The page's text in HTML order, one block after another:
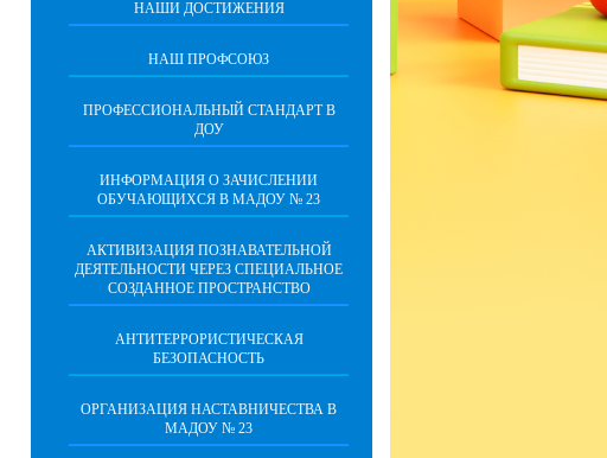
НАШИ ДОСТИЖЕНИЯ
НАШ ПРОФСОЮЗ
ПРОФЕССИОНАЛЬНЫЙ СТАНДАРТ В
ДОУ
ИНФОРМАЦИЯ О ЗАЧИСЛЕНИИ
ОБУЧАЮЩИХСЯ В МАДОУ № 23
АКТИВИЗАЦИЯ ПОЗНАВАТЕЛЬНОЙ
ДЕЯТЕЛЬНОСТИ ЧЕРЕЗ СПЕЦИАЛЬНОЕ
СОЗДАННОЕ ПРОСТРАНСТВО
АНТИТЕРРОРИСТИЧЕСКАЯ
БЕЗОПАСНОСТЬ
ОРГАНИЗАЦИЯ НАСТАВНИЧЕСТВА В
МАДОУ № 23